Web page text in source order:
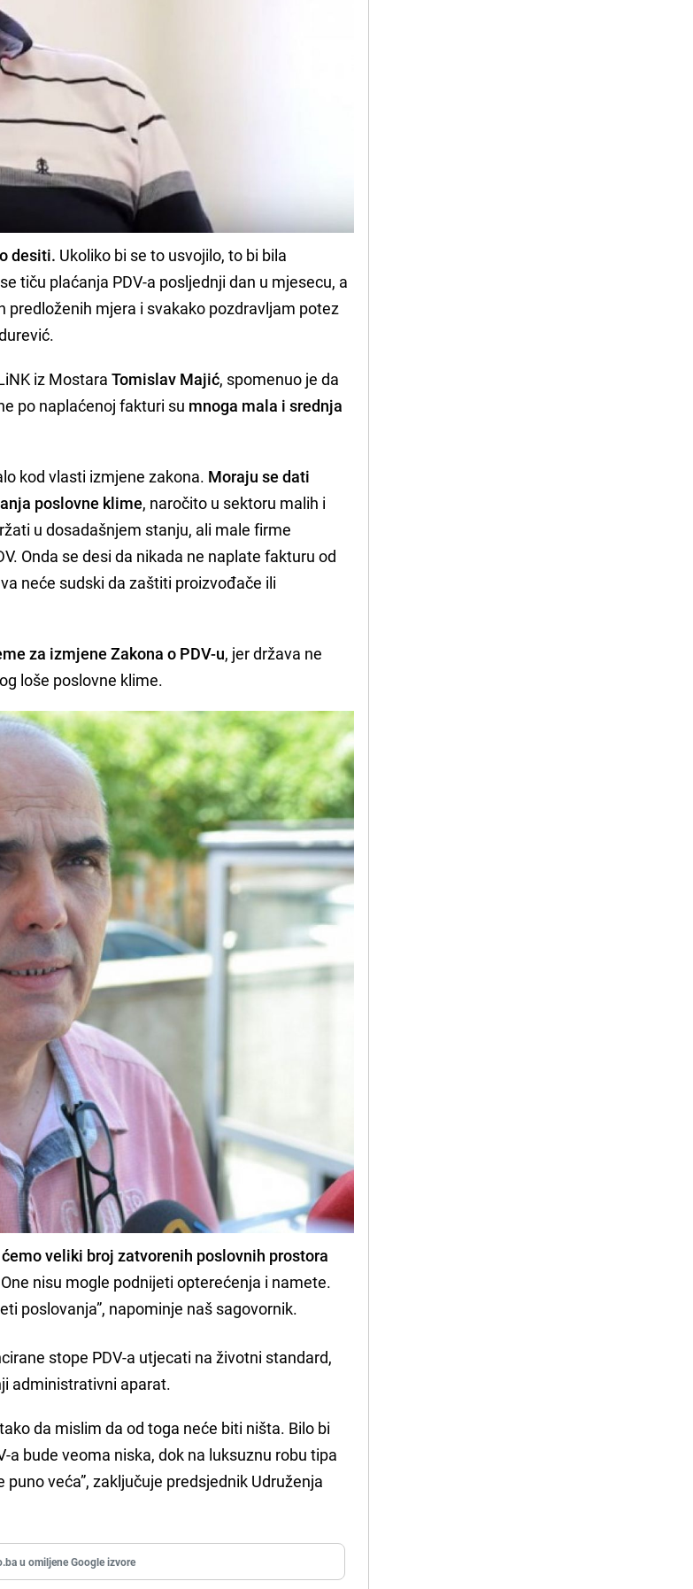
desiti. Ukoliko bi se to usvojilo, to bi bila
tiču plaćanja PDV-a posljednji dan u mjesecu, a
predloženih mjera i svakako pozdravljam potez
iz MostaraTomislav Majić, spomenuo je da
po naplaćenoj fakturi su mnoga mala i srednja
kod vlasti izmjene zakona. Moraju se dati
poslovne klime, naročito u sektoru malih i
u dosadašnjem stanju, ali male firme
Onda se desi da nikada ne naplate fakturu od
neće sudski da zaštiti proizvođače ili
za izmjene Zakona o PDV-u, jer država ne
loše poslovne klime.
veliki broj zatvorenih poslovnih prostora
nisu mogle podnijeti opterećenja i namete.
poslovanja”, napominje naš sagovornik.
stope PDV-a utjecati na životni standard,
administrativni aparat.
da mislim da od toga neće biti ništa. Bilo bi
a bude veoma niska, dok na luksuznu robu tipa
veća”, zaključuje predsjednik Udruženja
u omiljene Google izvore